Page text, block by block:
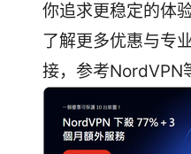
你追求更稳定的体
了解更多优惠与专
接，参考NordVPN